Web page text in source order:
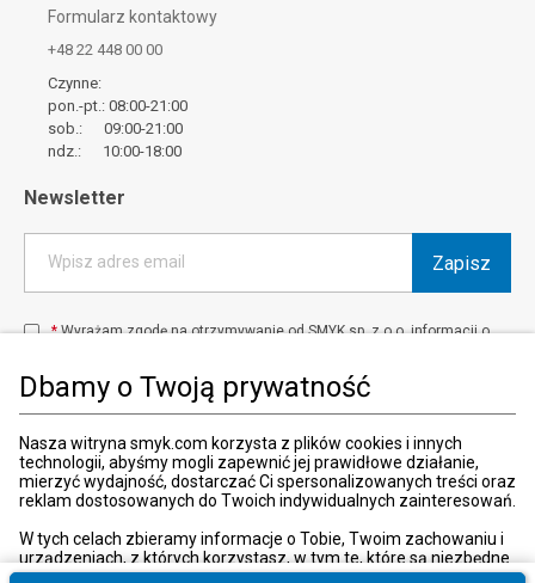
Dbamy o Twoją prywatność
Nasza witryna smyk.com korzysta z plików cookies i innych
technologii, abyśmy mogli zapewnić jej prawidłowe działanie,
mierzyć wydajność, dostarczać Ci spersonalizowanych treści oraz
reklam dostosowanych do Twoich indywidualnych zainteresowań.
W tych celach zbieramy informacje o Tobie, Twoim zachowaniu i
urządzeniach, z których korzystasz, w tym te, które są niezbędne
do prawidłowego funkcjonowania strony internetowej smyk.com.
Formularz kontaktowy
+48 22 448 00 00
Czynne:
pon.-pt.: 08:00-21:00
sob.: 09:00-21:00
ndz.: 10:00-18:00
Newsletter
Wpisz adres email Zapisz
*Wyrażam zgodę na otrzymywanie od SMYK sp. z o.o. informacji o
elektronicznej (e-mail).
W każdej chwili możesz z łatwością cofnąć wyrażone zgody.
Kraj i język: Polska (Poland)